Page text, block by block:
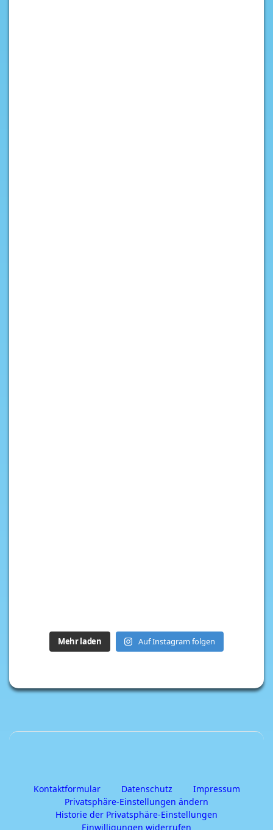
Mehr laden Auf Instagram folgen
Kontaktformular Datenschutz
Impressum
Privatsphäre-Einstellungen ändern
Historie der Privatsphäre-Einstellungen
Einwilligungen widerrufen